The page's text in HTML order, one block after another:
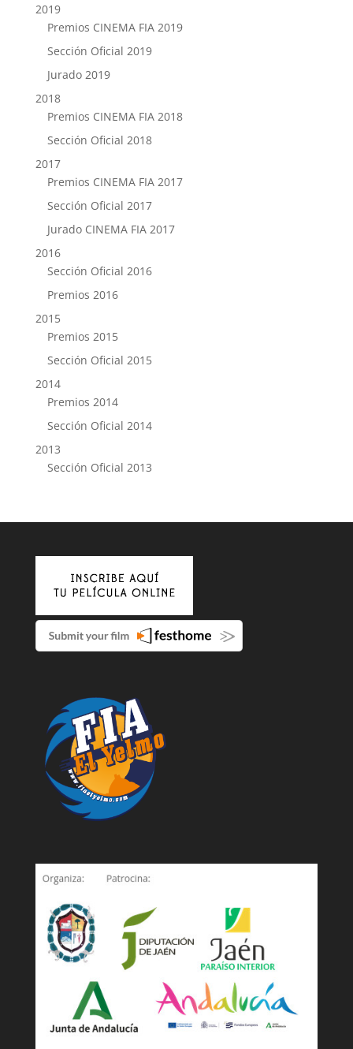
2019
Premios CINEMA FIA 2019
Sección Oficial 2019
Jurado 2019
2018
Premios CINEMA FIA 2018
Sección Oficial 2018
2017
Premios CINEMA FIA 2017
Sección Oficial 2017
Jurado CINEMA FIA 2017
2016
Sección Oficial 2016
Premios 2016
2015
Premios 2015
Sección Oficial 2015
2014
Premios 2014
Sección Oficial 2014
2013
Sección Oficial 2013